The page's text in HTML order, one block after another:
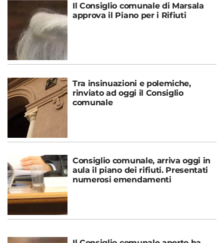
Il Consiglio comunale di Marsala
approva il Piano per i Rifiuti
Tra insinuazioni e polemiche,
rinviato ad oggi il Consiglio
comunale
Consiglio comunale, arriva oggi in
aula il piano dei rifiuti. Presentati
numerosi emendamenti